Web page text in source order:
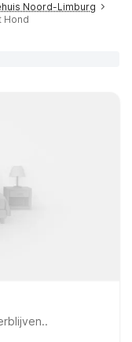
Noord-Limburg
Hond